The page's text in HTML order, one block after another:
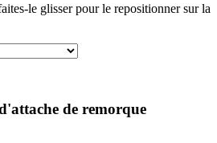
le glisser pour le repositionner sur la
de remorque